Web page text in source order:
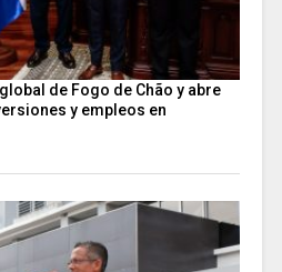
de Fogo de Chão y abre
y empleos en